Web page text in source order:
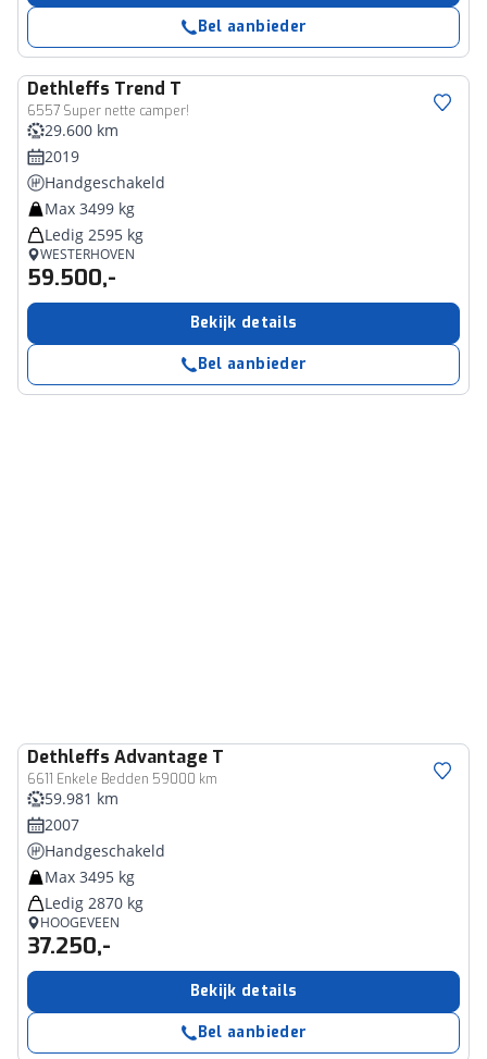
Bel aanbieder
Dethleffs Trend T
6557 Super nette camper!
29.600 km
2019
Handgeschakeld
Max 3499 kg
Ledig 2595 kg
WESTERHOVEN
59.500,-
Bekijk details
Bel aanbieder
Dethleffs Advantage T
6611 Enkele Bedden 59000 km
59.981 km
2007
Handgeschakeld
Max 3495 kg
Ledig 2870 kg
HOOGEVEEN
37.250,-
Bekijk details
Bel aanbieder